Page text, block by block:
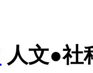
人文●社